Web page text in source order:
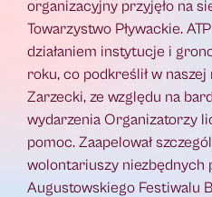
organizacyjny przyjęło na
Towarzystwo Pływackie.
działaniem instytucje i
roku, co podkreślił w
Zarzecki, ze względu na
wydarzenia Organizatorzy
pomoc. Zaapelował
wolontariuszy niezbędnych
Augustowskiego Festiwalu